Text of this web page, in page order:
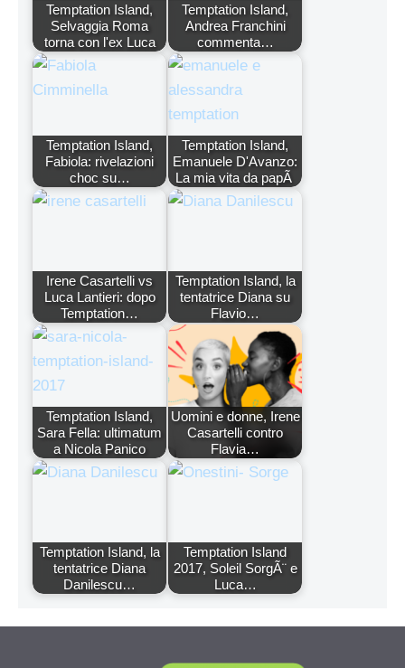
Temptation Island,
Selvaggia Roma
torna con l'ex Luca
Temptation Island,
Andrea Franchini
commenta…
Temptation Island,
Fabiola: rivelazioni
choc su…
Temptation Island,
Emanuele D'Avanzo:
La mia vita da papÃ
Irene Casartelli vs
Luca Lantieri: dopo
Temptation…
Temptation Island, la
tentatrice Diana su
Flavio…
Temptation Island,
Sara Fella: ultimatum
a Nicola Panico
Uomini e donne, Irene
Casartelli contro
Flavia…
Temptation Island, la
tentatrice Diana
Danilescu…
Temptation Island
2017, Soleil SorgÃ¨ e
Luca…